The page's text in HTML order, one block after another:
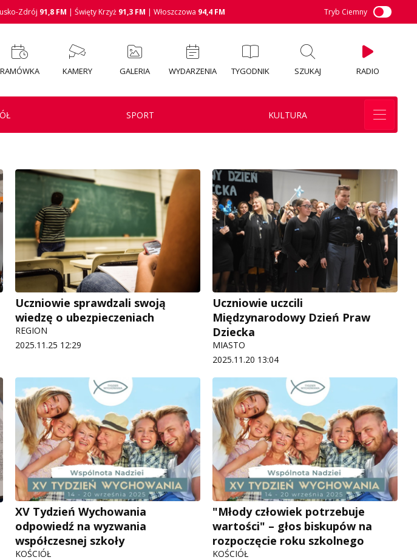
Zdrój 91,8 FM | Święty Krzyż 91,3 FM | Włoszczowa 94,4 FM Tryb Ciemny
RAMÓWKA KAMERY GALERIA WYDARZENIA TYGODNIK SZUKAJ RADIO
SPORT KULTURA
Uczniowie sprawdzali swoją
wiedzę o ubezpieczeniach
REGION
2025.11.25 12:29
Uczniowie uczcili
Międzynarodowy Dzień Praw
Dziecka
MIASTO
2025.11.20 13:04
XV Tydzień Wychowania
odpowiedź na wyzwania
współczesnej szkoły
KOŚCIÓŁ
"Młody człowiek potrzebuje
wartości" – głos biskupów na
rozpoczęcie roku szkolnego
KOŚCIÓŁ